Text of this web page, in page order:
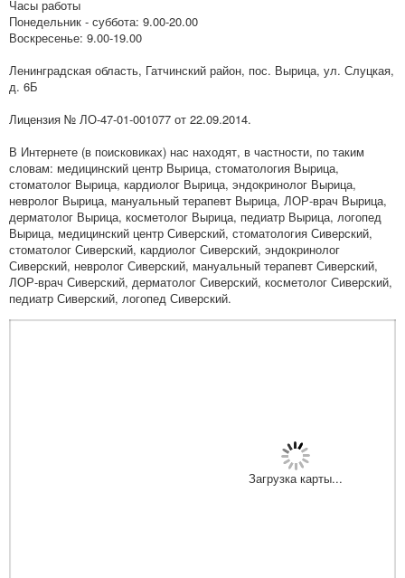
Часы работы
Понедельник - суббота: 9.00-20.00
Воскресенье: 9.00-19.00
Ленинградская область, Гатчинский район, пос. Вырица, ул. Слуцкая,
д. 6Б
Лицензия № ЛО-47-01-001077 от 22.09.2014.
В Интернете (в поисковиках) нас находят, в частности, по таким
словам: медицинский центр Вырица, стоматология Вырица,
стоматолог Вырица, кардиолог Вырица, эндокринолог Вырица,
невролог Вырица, мануальный терапевт Вырица, ЛОР-врач Вырица,
дерматолог Вырица, косметолог Вырица, педиатр Вырица, логопед
Вырица, медицинский центр Сиверский, стоматология Сиверский,
стоматолог Сиверский, кардиолог Сиверский, эндокринолог
Сиверский, невролог Сиверский, мануальный терапевт Сиверский,
ЛОР-врач Сиверский, дерматолог Сиверский, косметолог Сиверский,
педиатр Сиверский, логопед Сиверский.
Загрузка карты...